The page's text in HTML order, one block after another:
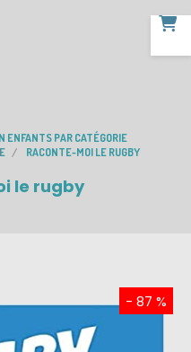
ENFANTS PAR CATÉGORIE
RACONTE-MOI LE RUGBY
le rugby
- 87 %